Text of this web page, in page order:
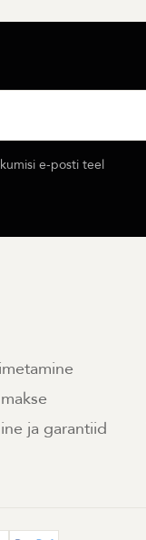
e-posti teel
ja garantiid